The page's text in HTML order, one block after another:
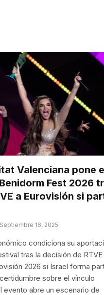
Valenciana pone
Fest 2026
a Eurovisión si
Septiembre 16, 2025
condiciona su
tras la decisión de RTVE
2026 si Israel forma
sobre el vínculo
evento abre un escenario de